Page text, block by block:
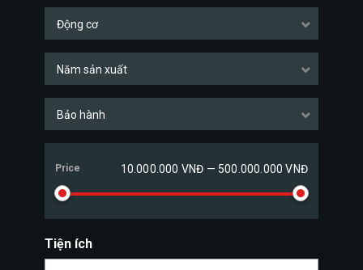
Động cơ
Năm sản xuất
Bảo hành
Price 10.000.000 VNĐ — 500.000.000 VNĐ
Tiện ích